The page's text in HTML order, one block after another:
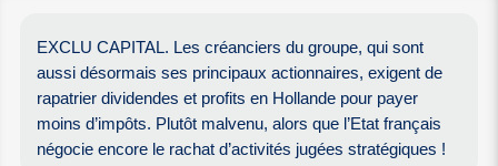
EXCLU CAPITAL. Les créanciers du groupe, qui sont
aussi désormais ses principaux actionnaires, exigent de
rapatrier dividendes et profits en Hollande pour payer
moins d’impôts. Plutôt malvenu, alors que l’Etat français
négocie encore le rachat d’activités jugées stratégiques !